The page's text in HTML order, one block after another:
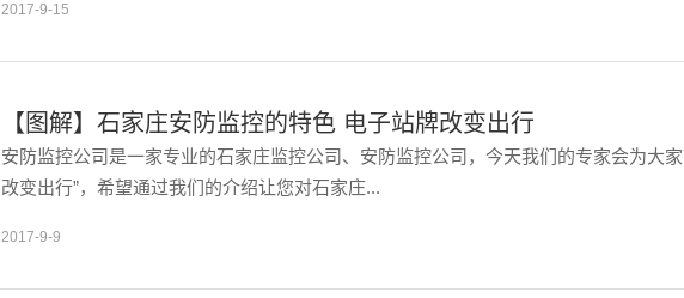
2017-9-15
【图解】石家庄安防监控的特色 电子站牌改变出行
安防监控公司是一家专业的石家庄监控公司、安防监控公司，今天我们的专家会为大
改变出行”，希望通过我们的介绍让您对石家庄...
2017-9-9